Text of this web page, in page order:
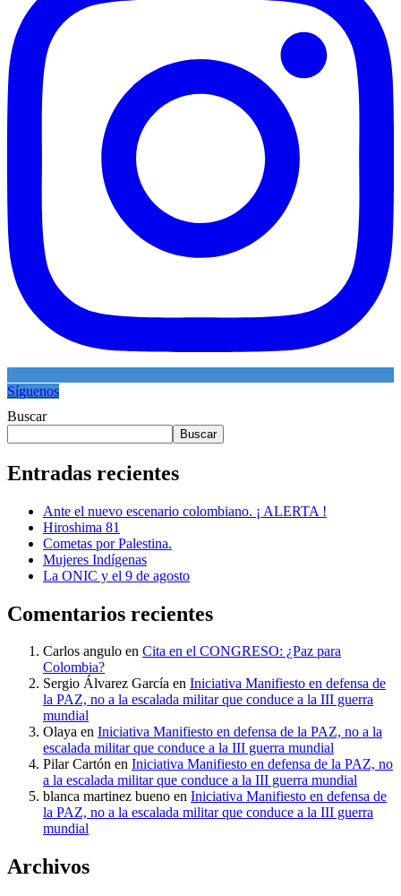
Síguenos
Buscar
Buscar
Entradas recientes
Ante el nuevo escenario colombiano. ¡ ALERTA !
Hiroshima 81
Cometas por Palestina.
Mujeres Indígenas
La ONIC y el 9 de agosto
Comentarios recientes
Carlos angulo en Cita en el CONGRESO: ¿Paz para
Colombia?
Sergio Álvarez García en Iniciativa Manifiesto en defensa de
la PAZ, no a la escalada militar que conduce a la III guerra
mundial
Olaya en Iniciativa Manifiesto en defensa de la PAZ, no a la
escalada militar que conduce a la III guerra mundial
Pilar Cartón en Iniciativa Manifiesto en defensa de la PAZ, no
a la escalada militar que conduce a la III guerra mundial
blanca martinez bueno en Iniciativa Manifiesto en defensa de
la PAZ, no a la escalada militar que conduce a la III guerra
mundial
Archivos